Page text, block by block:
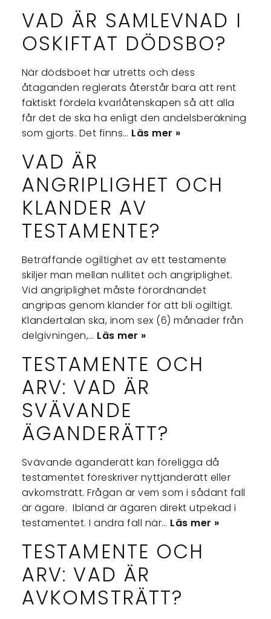
VAD ÄR SAMLEVNAD I
OSKIFTAT DÖDSBO?
När dödsboet har utretts och dess
åtaganden reglerats återstår bara att rent
faktiskt fördela kvarlåtenskapen så att alla
får det de ska ha enligt den andelsberäkning
som gjorts. Det finns… Läs mer »
VAD ÄR
ANGRIPLIGHET OCH
KLANDER AV
TESTAMENTE?
Beträffande ogiltighet av ett testamente
skiljer man mellan nullitet och angriplighet.
Vid angriplighet måste förordnandet
angripas genom klander för att bli ogiltigt.
Klandertalan ska, inom sex (6) månader från
delgivningen,… Läs mer »
TESTAMENTE OCH
ARV: VAD ÄR
SVÄVANDE
ÄGANDERÄTT?
Svävande äganderätt kan föreligga då
testamentet föreskriver nyttjanderätt eller
avkomsträtt. Frågan är vem som i sådant fall
är ägare. Ibland är ägaren direkt utpekad i
testamentet. I andra fall när… Läs mer »
TESTAMENTE OCH
ARV: VAD ÄR
AVKOMSTRÄTT?